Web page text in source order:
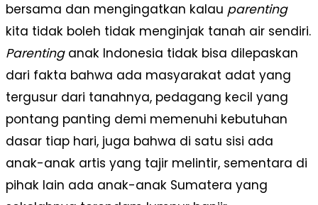
bersama dan mengingatkan kalau parenting
kita tidak boleh tidak menginjak tanah air sendiri.
Parenting anak Indonesia tidak bisa dilepaskan
dari fakta bahwa ada masyarakat adat yang
tergusur dari tanahnya, pedagang kecil yang
pontang panting demi memenuhi kebutuhan
dasar tiap hari, juga bahwa di satu sisi ada
anak-anak artis yang tajir melintir, sementara di
pihak lain ada anak-anak Sumatera yang